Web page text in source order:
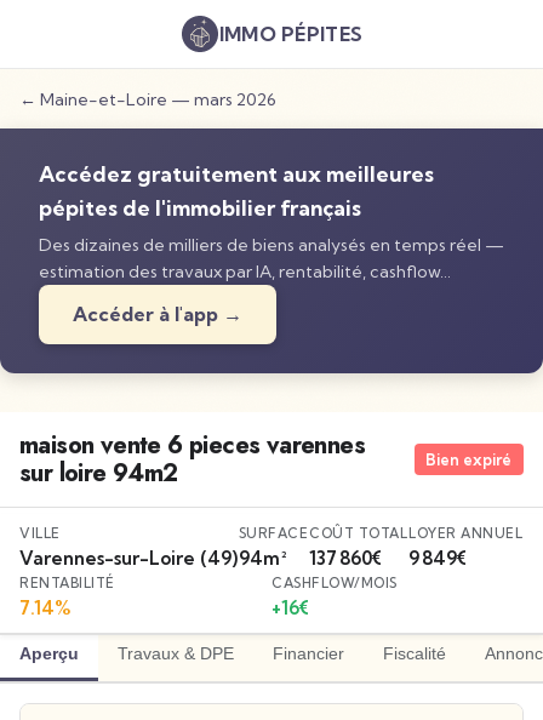
IMMOPÉPITES
← Maine-et-Loire — mars 2026
Accédez gratuitement aux meilleures
pépites de l'immobilier français
Des dizaines de milliers de biens analysés en temps réel —
estimation des travaux par IA, rentabilité, cashflow…
Accéder à l'app →
maison vente 6 pieces varennes
sur loire 94m2 Bien expiré
VILLE
Varennes-sur-Loire (49)
SURFACE
94m²
COÛT TOTAL
137 860€
LOYER ANNUEL
9 849€
RENTABILITÉ
7.14%
CASHFLOW/MOIS
+16€
Aperçu Travaux & DPE Financier Fiscalité